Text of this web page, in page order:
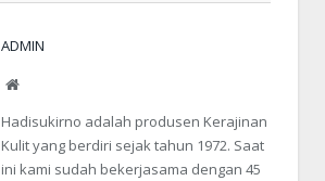
ADMIN
Website
Hadisukirno adalah produsen Kerajinan
Kulit yang berdiri sejak tahun 1972. Saat
ini kami sudah bekerjasama dengan 45